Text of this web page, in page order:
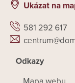
Ukázat na
581 292 617
Odkazy